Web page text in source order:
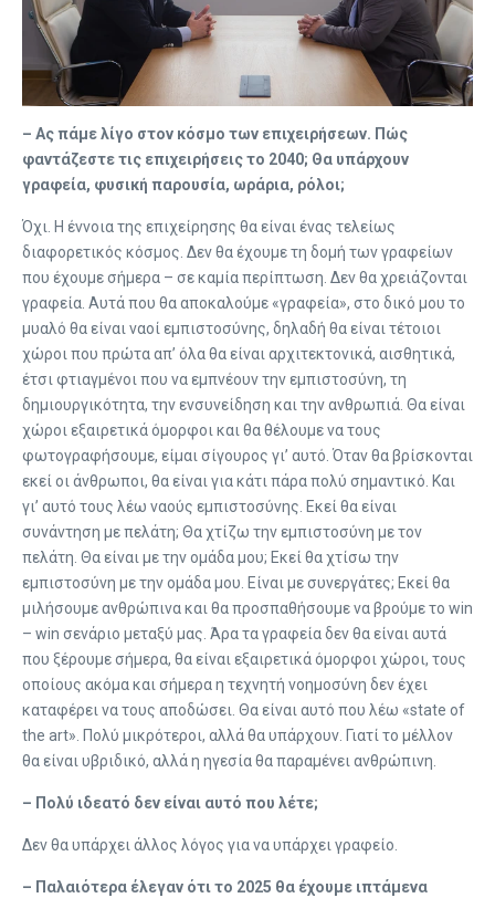
– Ας πάμε λίγο στον κόσμο των επιχειρήσεων. Πώς
φαντάζεστε τις επιχειρήσεις το 2040; Θα υπάρχουν
γραφεία, φυσική παρουσία, ωράρια, ρόλοι;
Όχι. Η έννοια της επιχείρησης θα είναι ένας τελείως
διαφορετικός κόσμος. Δεν θα έχουμε τη δομή των γραφείων
που έχουμε σήμερα – σε καμία περίπτωση. Δεν θα χρειάζονται
γραφεία. Αυτά που θα αποκαλούμε «γραφεία», στο δικό μου το
μυαλό θα είναι ναοί εμπιστοσύνης, δηλαδή θα είναι τέτοιοι
χώροι που πρώτα απ’ όλα θα είναι αρχιτεκτονικά, αισθητικά,
έτσι φτιαγμένοι που να εμπνέουν την εμπιστοσύνη, τη
δημιουργικότητα, την ενσυνείδηση και την ανθρωπιά. Θα είναι
χώροι εξαιρετικά όμορφοι και θα θέλουμε να τους
φωτογραφήσουμε, είμαι σίγουρος γι’ αυτό. Όταν θα βρίσκονται
εκεί οι άνθρωποι, θα είναι για κάτι πάρα πολύ σημαντικό. Και
γι’ αυτό τους λέω ναούς εμπιστοσύνης. Εκεί θα είναι
συνάντηση με πελάτη; Θα χτίζω την εμπιστοσύνη με τον
πελάτη. Θα είναι με την ομάδα μου; Εκεί θα χτίσω την
εμπιστοσύνη με την ομάδα μου. Είναι με συνεργάτες; Εκεί θα
μιλήσουμε ανθρώπινα και θα προσπαθήσουμε να βρούμε το win
– win σενάριο μεταξύ μας. Άρα τα γραφεία δεν θα είναι αυτά
που ξέρουμε σήμερα, θα είναι εξαιρετικά όμορφοι χώροι, τους
οποίους ακόμα και σήμερα η τεχνητή νοημοσύνη δεν έχει
καταφέρει να τους αποδώσει. Θα είναι αυτό που λέω «state of
the art». Πολύ μικρότεροι, αλλά θα υπάρχουν. Γιατί το μέλλον
θα είναι υβριδικό, αλλά η ηγεσία θα παραμένει ανθρώπινη.
– Πολύ ιδεατό δεν είναι αυτό που λέτε;
Δεν θα υπάρχει άλλος λόγος για να υπάρχει γραφείο.
– Παλαιότερα έλεγαν ότι το 2025 θα έχουμε ιπτάμενα